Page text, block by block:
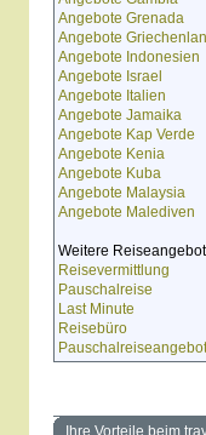
Angebote Grenada
Angebote
Angebote Indonesien
Angebote Israel
Angebote Italien
Angebote Jamaika
Angebote Kap Verde
Angebote Kenia
Angebote Kuba
Angebote Malaysia
Angebote Malediven
Weitere
Reisevermittlung
Pauschalreise
Last Minute
Reisebüro
Pauschalreiseangebot
Ihre Vorteile beim